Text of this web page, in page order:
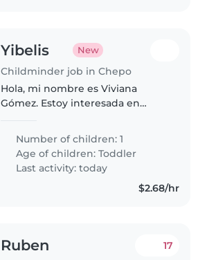
Yibelis New
Childminder job in Chepo
Hola, mi nombre es Viviana
Gómez. Estoy interesada en
persona responsable, cariñosa,
paciente y atenta, y me gusta
mucho compartir y cuidar a los
Number of children: 1
Age of children:Toddler
Last activity: today
$2.68/hr
Ruben 17